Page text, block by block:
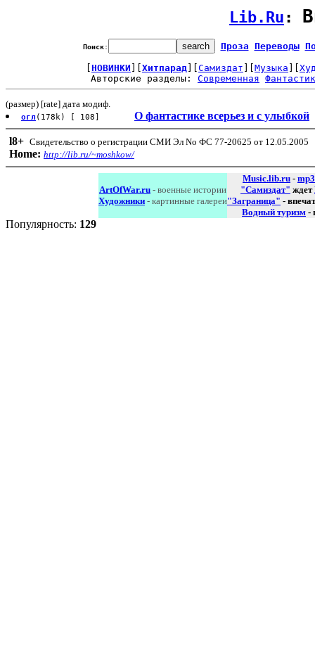
Lib.Ru :
Поиск: Проза Переводы
НОВИНКИ Хитпарад Самиздат Музыка
Авторские разделы: Современная
(размер) [rate] дата модиф.
огл (178k) [ 108] О фантастике всерьез и с улыбкой
l8+ Свидетельство о регистрации СМИ Эл No ФС 77-20625 от 12.05.2005
Home: http://lib.ru/~moshkow/
ArtOfWar.ru - военные истории
Художники - картинные галереи
Music.lib.ru - mp3
"Самиздат" ждет
"Заграница" -
Водный туризм -
Популярность: 129